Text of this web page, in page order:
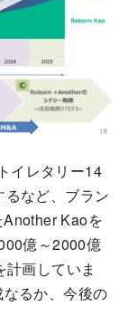
イレタリー14
など、ブラン
Another Kaoを
億～2000億
画していま
るか、今後の